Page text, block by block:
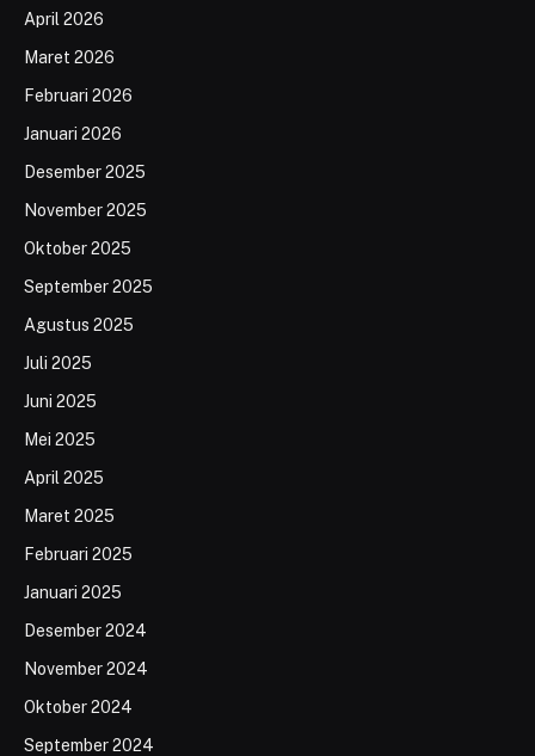
April 2026
Maret 2026
Februari 2026
Januari 2026
Desember 2025
November 2025
Oktober 2025
September 2025
Agustus 2025
Juli 2025
Juni 2025
Mei 2025
April 2025
Maret 2025
Februari 2025
Januari 2025
Desember 2024
November 2024
Oktober 2024
September 2024